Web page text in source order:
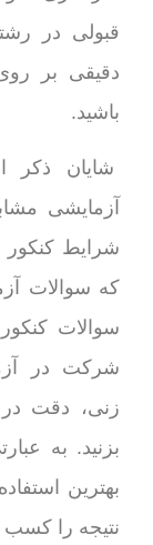
قبولی در
دقیقی بر
باشید.
شایان
آزمایشی
شرایط کنکور
که سوالات
سوالات
شرکت در
زنی، دقت
بزنید. به
بهترین
نتیجه را کسب